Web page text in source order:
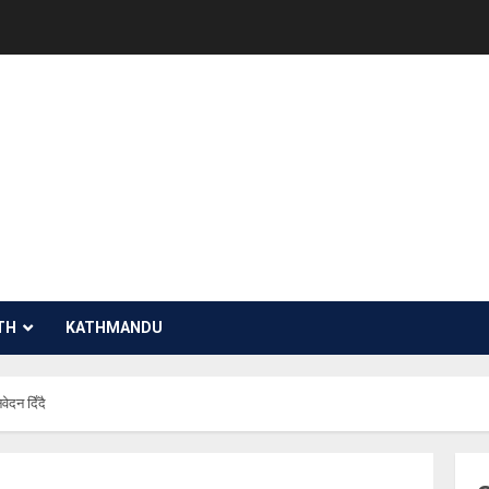
KATHMANDU
दिँदै